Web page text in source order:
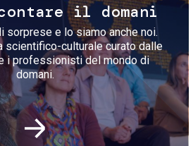
il domani
sorprese e lo siamo anche noi.
scientifico-culturale curato dalle
i professionisti del mondo di
domani.